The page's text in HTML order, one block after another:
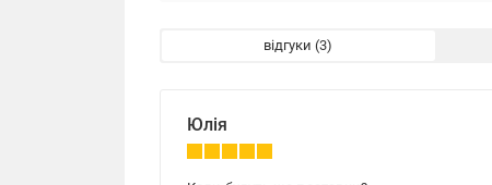
відгуки
Юлія